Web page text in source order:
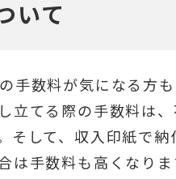
いて
手数料が気になる方
立てる際の手数料は、
そして、収入印紙で納
は手数料も高くなりま